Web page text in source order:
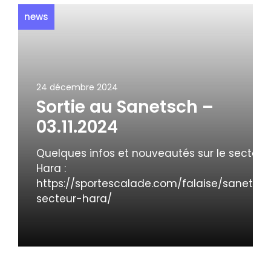
news
24 décembre 2024
Sortie au Sanetsch –
03.11.2024
Quelques infos et nouveautés sur le secteur
Hara :
https://sportescalade.com/falaise/
secteur-hara/